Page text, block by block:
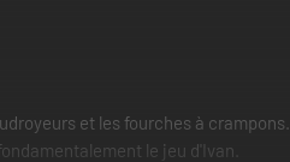
et les fourches à crampons.
le jeu d'Ivan.